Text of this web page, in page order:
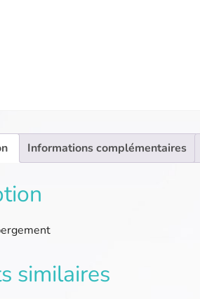
Informations complémentaires
similaires